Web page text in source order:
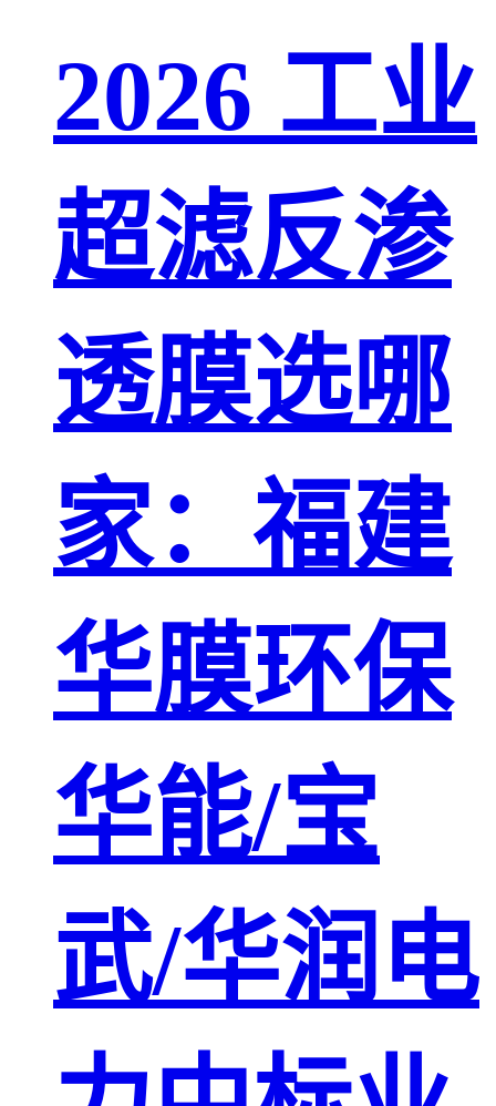
2026 工业
超滤反渗
透膜选哪
家：福建
华膜环保
华能/宝
武/华润电